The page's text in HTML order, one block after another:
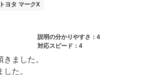
ヨタ マークX
説明の分かりやすさ：4
対応スピード：4
ました。
た。